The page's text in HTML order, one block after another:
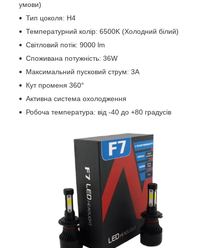
умови)
Тип цоколя: H4
Температурний колір: 6500K (Холодний білий)
Світловий потік: 9000 lm
Споживана потужність: 36W
Максимальний пусковий струм: 3A
Кут променя 360°
Активна система охолодження
Робоча температура: від -40 до +80 градусів